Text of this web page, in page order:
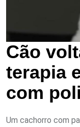
Cão
terapia
com
Um cachorro com